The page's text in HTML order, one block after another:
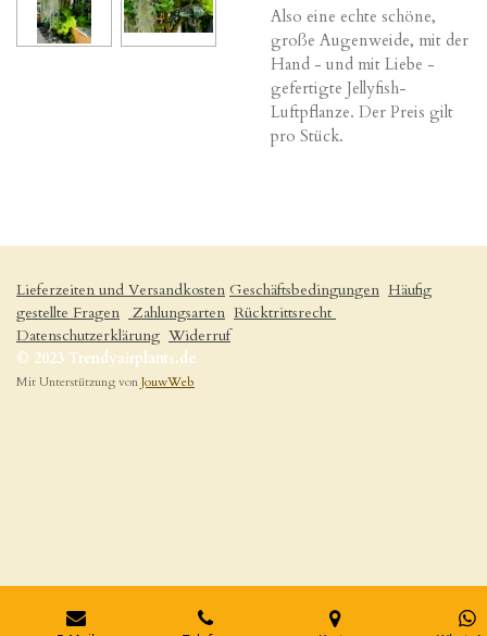
Also eine echte schöne,
große Augenweide, mit der
Hand - und mit Liebe -
gefertigte Jellyfish-
Luftpflanze. Der Preis gilt
pro Stück.
Lieferzeiten und Versandkosten Geschäftsbedingungen Häufig
gestellte Fragen
Zahlungsarten Rücktrittsrecht
Datenschutzerklärung Widerruf
© 2023 Trendyairplants.de
Mit Unterstützung vonJouwWeb